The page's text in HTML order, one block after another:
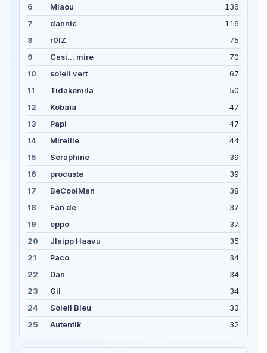
6
Miaou
136
7
dannic
116
8
r0lZ
75
9
Casi... mire
70
10
soleil vert
67
11
Tidakemila
50
12
Kobaïa
47
13
Papi
47
14
Mireille
44
15
Seraphine
39
16
procuste
39
17
BeCoolMan
38
18
Fan de
37
19
eppo
37
20
Jlaipp Haavu
35
21
Paco
34
22
Dan
34
23
Gil
34
24
Soleil Bleu
33
25
Autentik 32